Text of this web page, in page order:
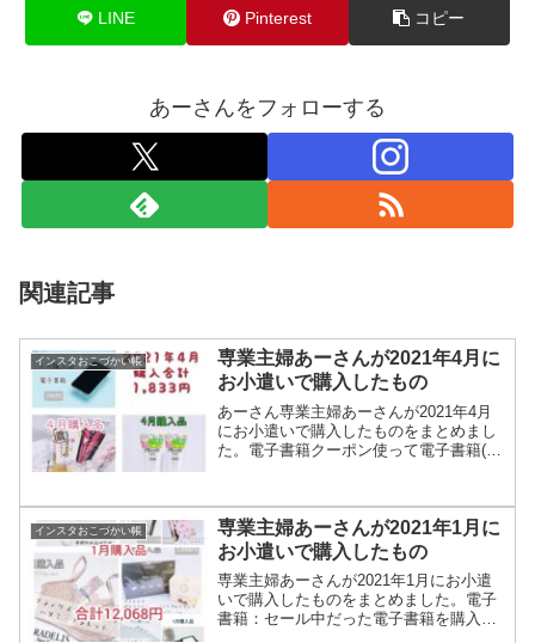
LINE Pinterest コピー
あーさんをフォローする
関連記事
インスタおこづかい帳
専業主婦あーさんが2021年4月に
お小遣いで購入したもの
あーさん専業主婦あーさんが2021年4月
にお小遣いで購入したものをまとめまし
た。電子書籍クーポン使って電子書籍(マ
らまとめて単行本になってるやつだけ買
おう😇反省#電子...
インスタおこづかい帳
専業主婦あーさんが2021年1月に
お小遣いで購入したもの
専業主婦あーさんが2021年1月にお小遣
いで購入したものをまとめました。電子
書籍：セール中だった電子書籍を購入。